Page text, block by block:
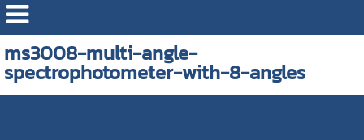
ms3008-multi-angle-
spectrophotometer-with-8-angles